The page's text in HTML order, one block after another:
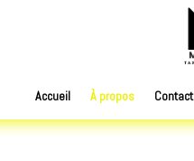
Accueil À propos Contact